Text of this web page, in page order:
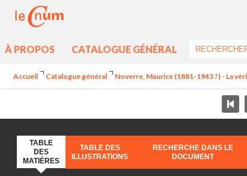
À PROPOS CATALOGUE GÉNÉRAL
Accueil Catalogue général Noverre, Maurice (1881-1943 ?) - La
TABLE
DES
MATIÈRES
TABLE DES
ILLUSTRATIONS
RECHERCHE DANS LE
DOCUMENT